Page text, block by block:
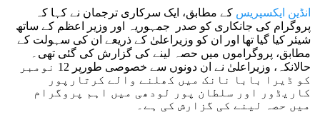
انڈین ایکسپریس کے مطابق، ایک سرکاری ترجمان نے کہا کہ
پروگرام کی جانکاری کو صدر جمہوریہ اور وزیر اعظم کے ساتھ
شیئر کیا گیا تھا اور ان کو وزیراعلیٰ کے ذریعے ان کی سہولت کے
مطابق، پروگراموں میں حصہ لینے کی گزارش کی گئی تھی۔
حالانکہ، وزیراعلیٰ نے ان دونوں سے خصوصی طورپر 12 نومبر
کو ڈیرا بابا نانک میں کھلنے والے کرتارپور
کاریڈور اور سلطان پور لودھی میں اہم پروگرام
میں حصہ لینے کی گزارش کی ہے۔